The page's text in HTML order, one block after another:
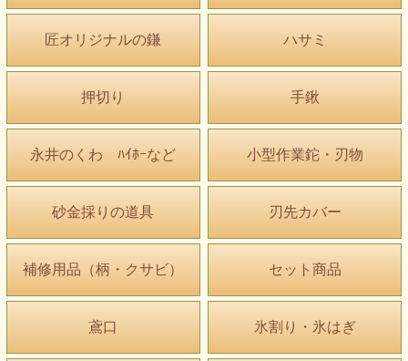
匠オリジナルの鎌 ハサミ
押切り 手鍬
永井のくわ ﾊｲﾎｰなど 小型作業鉈・刃物
砂金採りの道具 刃先カバー
補修用品（柄・クサビ） セット商品
鳶口 氷割り・氷はぎ